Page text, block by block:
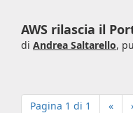
AWS rilascia il
di Andrea Saltarello,
Pagina 1 di 1 «